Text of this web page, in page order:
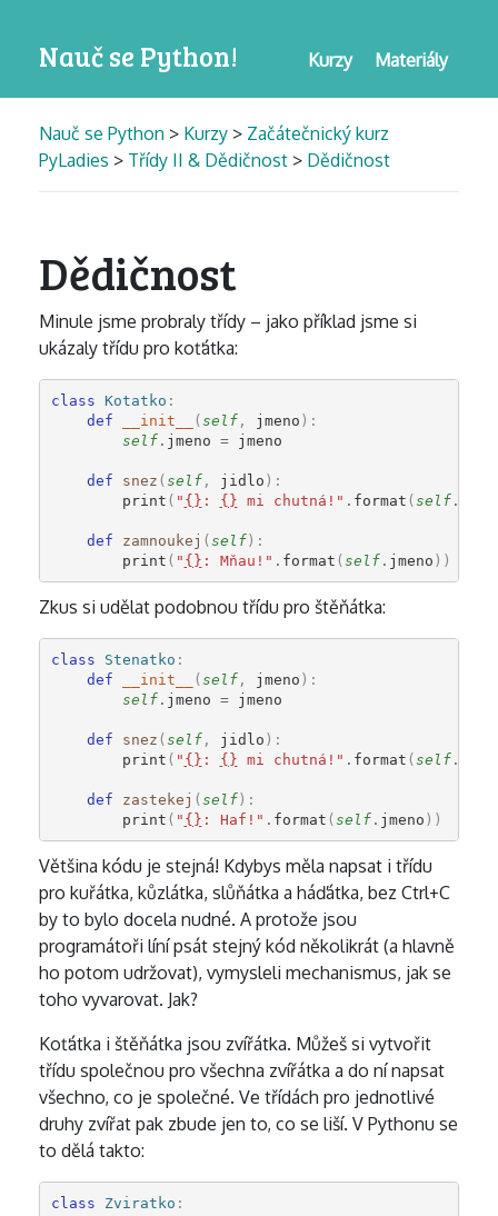
Nauč se Python! Materiály
Kurzy
Nauč se Python > Kurzy > Začátečnický kurz
PyLadies > Třídy II & Dědičnost > Dědičnost
Dědičnost
Minule jsme probraly třídy – jako příklad jsme si
ukázaly třídu pro koťátka:
class Kotatko :
def
__init__ (self, jmeno ):
self. jmeno = jmeno
def snez (self, jidlo ):
print ( " {} : {} mi chutná!" . format (self.
def zamnoukej (self):
print ( " {} : Mňau!" . format (self. jmeno ))
Zkus si udělat podobnou třídu pro štěňátka:
class Stenatko :
def
__init__ (self, jmeno ):
self. jmeno = jmeno
def snez (self, jidlo ):
print ( " {} : {} mi chutná!" . format (self.
def zastekej (self):
print ( " {} : Haf!" . format (self. jmeno ))
Většina kódu je stejná! Kdybys měla napsat i třídu
pro kuřátka, kůzlátka, slůňátka a háďátka, bez Ctrl+C
by to bylo docela nudné. A protože jsou
programátoři líní psát stejný kód několikrát (a hlavně
ho potom udržovat), vymysleli mechanismus, jak se
toho vyvarovat. Jak?
Koťátka i štěňátka jsou zvířátka. Můžeš si vytvořit
třídu společnou pro všechna zvířátka a do ní napsat
všechno, co je společné. Ve třídách pro jednotlivé
druhy zvířat pak zbude jen to, co se liší. V Pythonu se
to dělá takto:
class Zviratko :